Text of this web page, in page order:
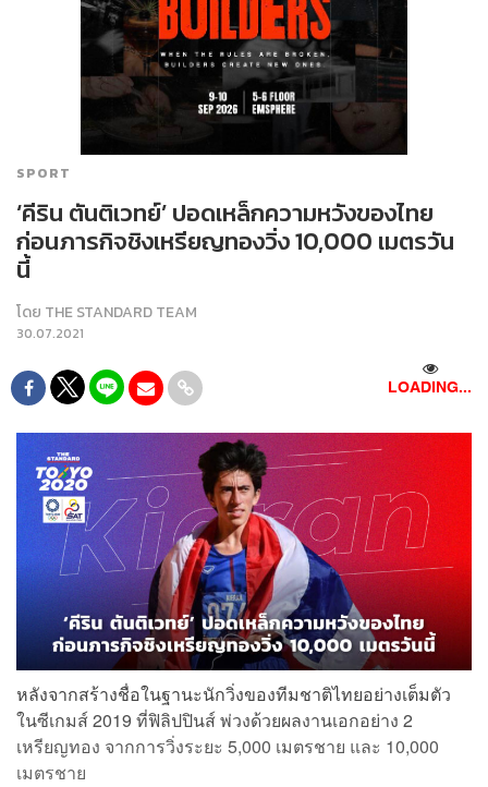
SPORT
‘คีริน ตันติเวทย์’ ปอดเหล็กความหวังของไทย
ก่อนภารกิจชิงเหรียญทองวิ่ง 10,000 เมตรวัน
นี้
โดย THE STANDARD TEAM
30.07.2021
97
หลังจากสร้างชื่อในฐานะนักวิ่งของทีมชาติไทยอย่างเต็มตัว
ในซีเกมส์ 2019 ที่ฟิลิปปินส์ พ่วงด้วยผลงานเอกอย่าง 2
เหรียญทอง จากการวิ่งระยะ 5,000 เมตรชาย และ 10,000
เมตรชาย